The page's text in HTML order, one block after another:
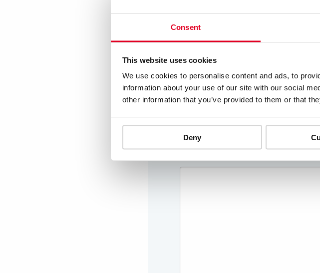
Consent
This website uses cookies
We use cookies to personalise content and ads, to
information about your use of our site with our social
other information that you’ve provided to them or that
Deny
E-mailadres
CV upload(Vereist)
Toegestane bestandstypen: doc, docx,